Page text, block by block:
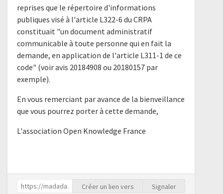
reprises que le répertoire d'informations
publiques visé à l'article L322-6 du CRPA
constituait "un document administratif
communicable à toute personne qui en fait la
demande, en application de l'article L311-1 de ce
code" (voir avis 20184908 ou 20180157 par
exemple).
En vous remerciant par avance de la bienveillance
que vous pourrez porter à cette demande,
L'association Open Knowledge France
Créer un lien vers Signaler